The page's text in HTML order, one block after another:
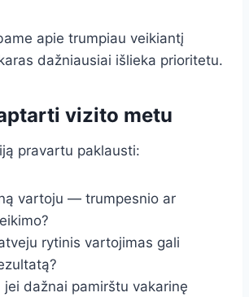
apie trumpiau veikiantį
dažniausiai išlieka prioritetu.
vizito metu
pravartu paklausti:
vartoju — trumpesnio ar
rytinis vartojimas gali
jei dažnai pamirštu vakarinę